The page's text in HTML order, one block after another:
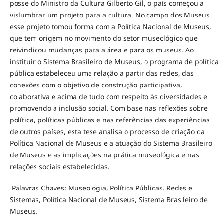
posse do Ministro da Cultura Gilberto Gil, o país começou a
vislumbrar um projeto para a cultura. No campo dos Museus
esse projeto tomou forma com a Política Nacional de Museus,
que tem origem no movimento do setor museológico que
reivindicou mudanças para a área e para os museus. Ao
instituir o Sistema Brasileiro de Museus, o programa de política
pública estabeleceu uma relação a partir das redes, das
conexões com o objetivo de construção participativa,
colaborativa e acima de tudo com respeito às diversidades e
promovendo a inclusão social. Com base nas reflexões sobre
política, políticas públicas e nas referências das experiências
de outros países, esta tese analisa o processo de criação da
Política Nacional de Museus e a atuação do Sistema Brasileiro
de Museus e as implicações na prática museológica e nas
relações sociais estabelecidas.
Palavras Chaves: Museologia, Política Públicas, Redes e
Sistemas, Política Nacional de Museus, Sistema Brasileiro de
Museus.